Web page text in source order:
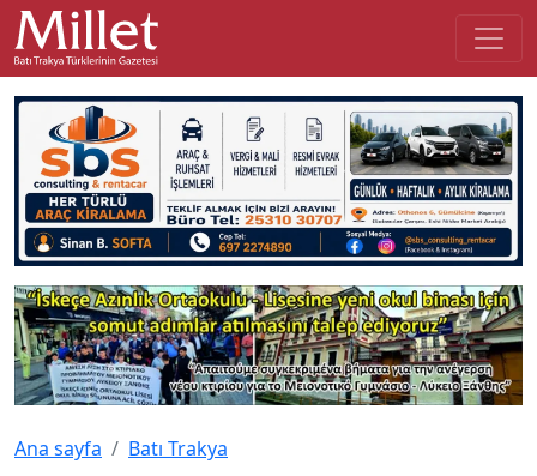
Ana sayfa Batı Trakya